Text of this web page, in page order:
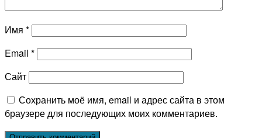
Имя *
Email *
Сайт
Сохранить моё имя, email и адрес сайта в этом
браузере для последующих моих комментариев.